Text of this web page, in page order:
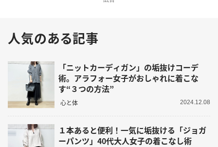
人気のある記事
「ニットカーディガン」の垢抜けコーデ
術。アラフォー女子がおしゃれに着こな
す“３つの方法”
心と体 2024.12.08
１本あると便利！一気に垢抜ける「ジョガ
ーパンツ」40代大人女子の着こなし術